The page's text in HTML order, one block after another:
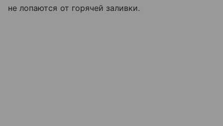
не лопаются от горячей заливки.